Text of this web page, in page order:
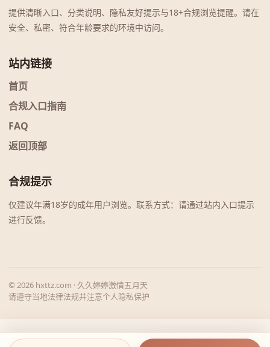
提供清晰入口、分类说明、隐私友好提示与18+合规浏览提醒。请在
安全、私密、符合年龄要求的环境中访问。
站内链接
首页
合规入口指南
FAQ
返回顶部
合规提示
仅建议年满18岁的成年用户浏览。联系方式：请通过站内入口提示
进行反馈。
© 2026 hxttz.com · 久久婷婷激情五月天
请遵守当地法律法规并注意个人隐私保护